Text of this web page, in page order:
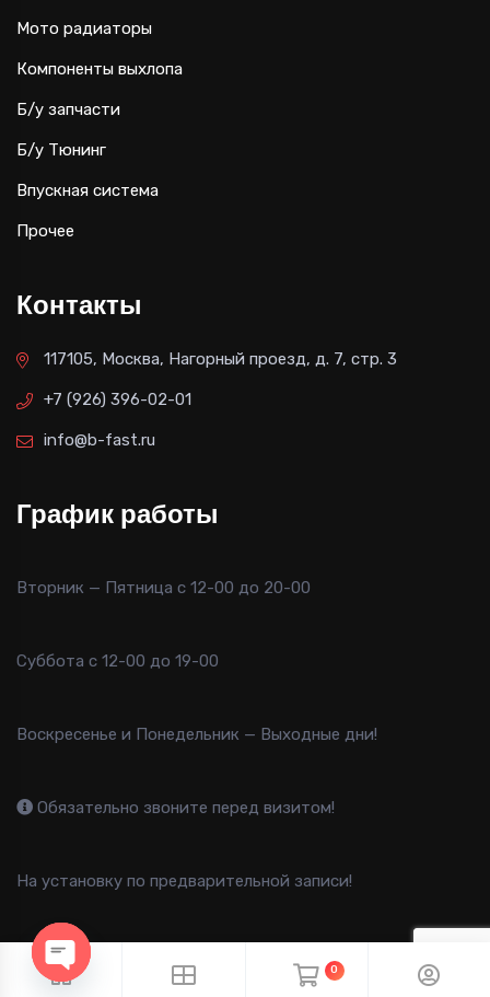
Мото радиаторы
Компоненты выхлопа
Б/у запчасти
Б/у Тюнинг
Впускная система
Прочее
Контакты
117105, Москва, Нагорный проезд, д. 7, стр. 3
+7 (926) 396-02-01
info@b-fast.ru
График работы
Вторник — Пятница с 12-00 до 20-00
Суббота с 12-00 до 19-00
Воскресенье и Понедельник — Выходные дни!
Обязательно звоните перед визитом!
На установку по предварительной записи!
0